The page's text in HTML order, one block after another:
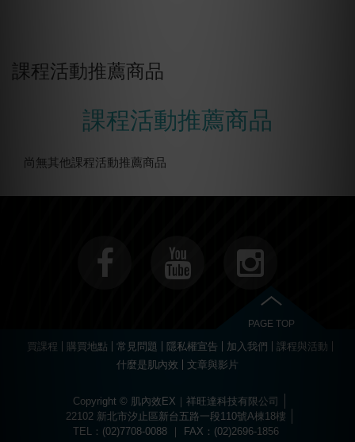
課程活動推薦商品
課程活動推薦商品
尚無其他課程活動推薦商品
PAGE TOP
買課程 購買地點 常見問題 隱私權宣告 加入我們
課程與活動
什麼是肌內效
文章與影片
Copyright © 肌內效EX｜祥旺達科技有限公司
22102 新北市汐止區新台五路一段110號A棟18樓
TEL：(02)7708-0088 ｜ FAX：(02)2696-1856